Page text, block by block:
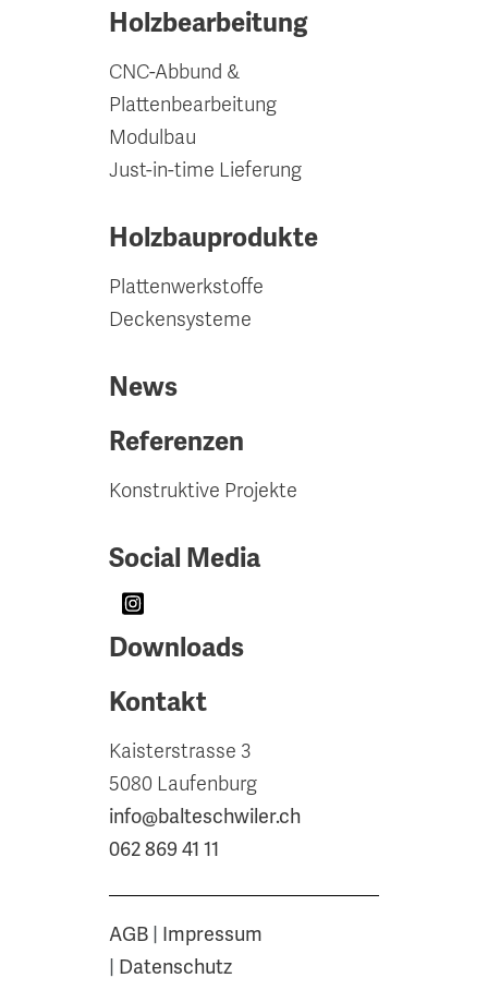
Holzbearbeitung
CNC-Abbund &
Plattenbearbeitung
Modulbau
Just-in-time Lieferung
Holzbauprodukte
Plattenwerkstoffe
Deckensysteme
News
Referenzen
Konstruktive Projekte
Social Media
Downloads
Kontakt
Kaisterstrasse 3
5080 Laufenburg
info@balteschwiler.ch
062 869 41 11
AGB | Impressum
| Datenschutz